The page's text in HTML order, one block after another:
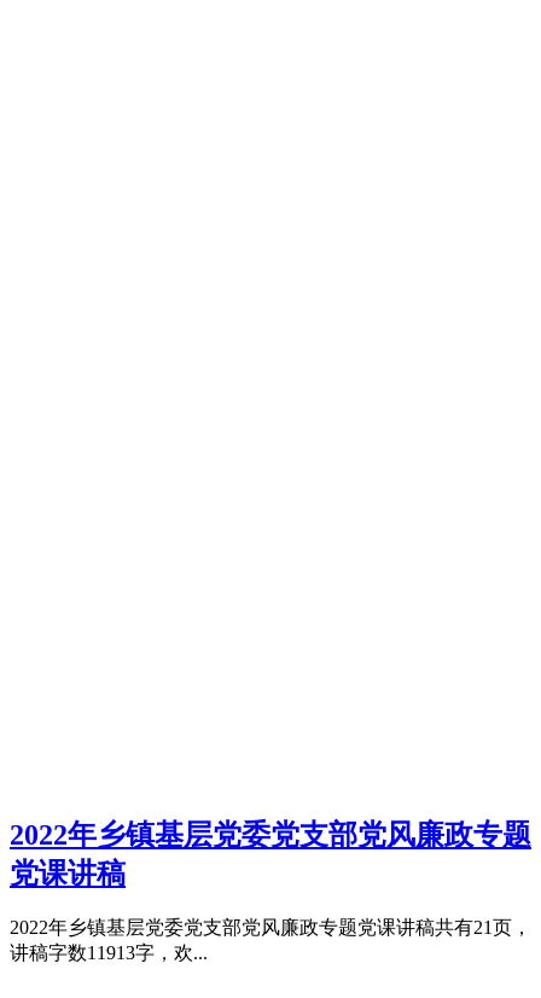
2022年乡镇基层党委党支部党风廉政专题
党课讲稿
2022年乡镇基层党委党支部党风廉政专题党课讲稿共有21页，
讲稿字数11913字，欢...